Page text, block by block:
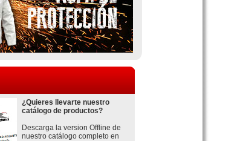
¿Quieres llevarte nuestro
catálogo de productos?
Descarga la version Offline de
nuestro catálogo completo en